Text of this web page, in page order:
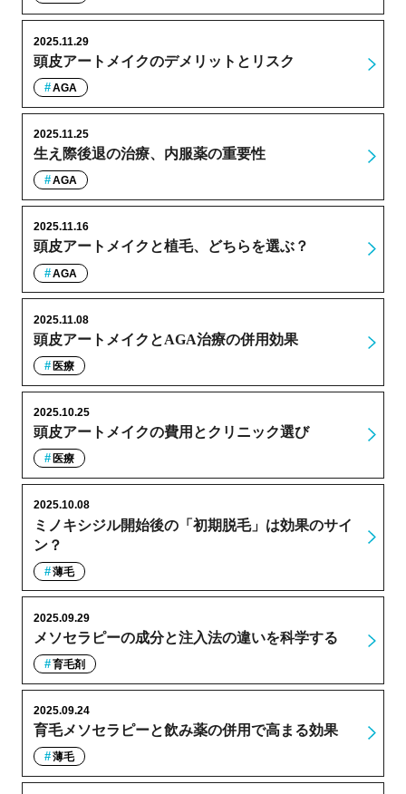
頭皮アートメイクのデメリットとリスク
2025.11.29
AGA
生え際後退の治療、内服薬の重要性
2025.11.25
AGA
頭皮アートメイクと植毛、どちらを選ぶ？
2025.11.16
AGA
頭皮アートメイクとAGA治療の併用効果
2025.11.08
医療
頭皮アートメイクの費用とクリニック選び
2025.10.25
医療
ミノキシジル開始後の「初期脱毛」は効果のサイ
ン？
2025.10.08
薄毛
メソセラピーの成分と注入法の違いを科学する
2025.09.29
育毛剤
育毛メソセラピーと飲み薬の併用で高まる効果
2025.09.24
薄毛